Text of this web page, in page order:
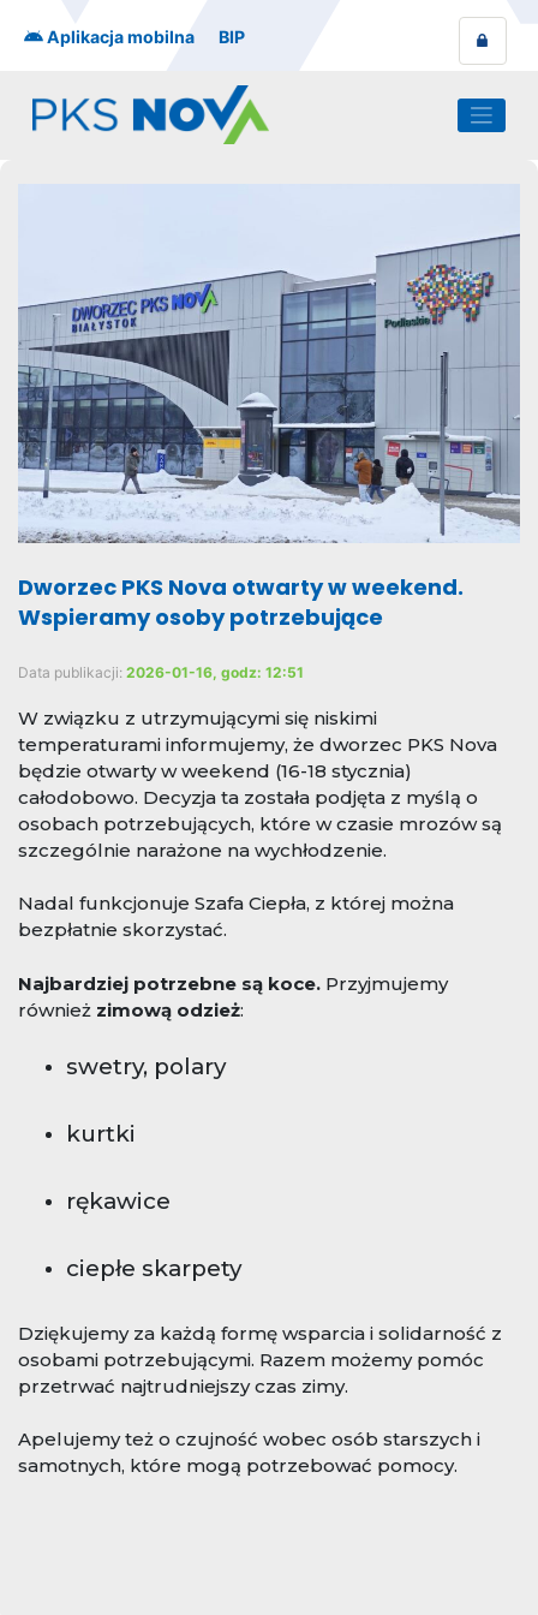
Aplikacja mobilna BIP
Dworzec PKS Nova otwarty w weekend.
Wspieramy osoby potrzebujące
Data publikacji: 2026-01-16, godz: 12:51
W związku z utrzymującymi się niskimi
temperaturami informujemy, że dworzec PKS Nova
będzie otwarty w weekend (16-18 stycznia)
całodobowo. Decyzja ta została podjęta z myślą o
osobach potrzebujących, które w czasie mrozów są
szczególnie narażone na wychłodzenie.
Nadal funkcjonuje Szafa Ciepła, z której można
bezpłatnie skorzystać.
Najbardziej potrzebne są koce. Przyjmujemy
również zimową odzież:
swetry, polary
kurtki
rękawice
ciepłe skarpety
Dziękujemy za każdą formę wsparcia i solidarność z
osobami potrzebującymi. Razem możemy pomóc
przetrwać najtrudniejszy czas zimy.
Apelujemy też o czujność wobec osób starszych i
samotnych, które mogą potrzebować pomocy.